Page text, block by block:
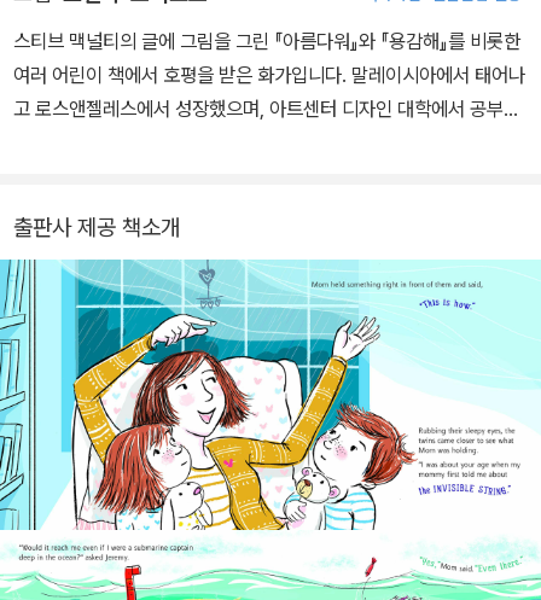
스티브 맥널티의 글에 그림을 그린 『아름다워』와 『용감해』를 비롯한
여러 어린이 책에서 호평을 받은 화가입니다. 말레이시아에서 태어나
고 로스앤젤레스에서 성장했으며, 아트센터 디자인 대학에서 공부했
출판사 제공 책소개